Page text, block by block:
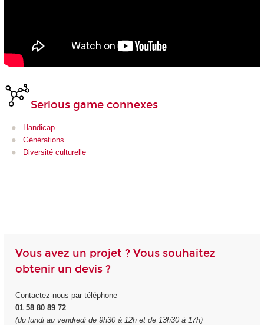
Serious game connexes
Handicap
Générations
Diversité culturelle
Vous avez un projet ? Vous souhaitez
obtenir un devis ?
Contactez-nous par téléphone
01 58 80 89 72
(du lundi au vendredi de 9h30 à 12h et de 13h30 à 17h)